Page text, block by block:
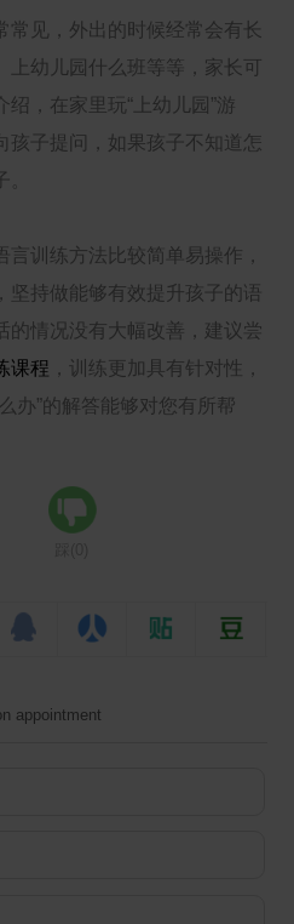
见，外出的时候经常会有长
上幼儿园什么班等等，家长可
，在家里玩“上幼儿园”游
孩子提问，如果孩子不知道怎
训练方法比较简单易操作，
坚持做能够有效提升孩子的语
的情况没有大幅改善，建议尝
课程 ，训练更加具有针对性，
办”的解答能够对您有所帮
appointment